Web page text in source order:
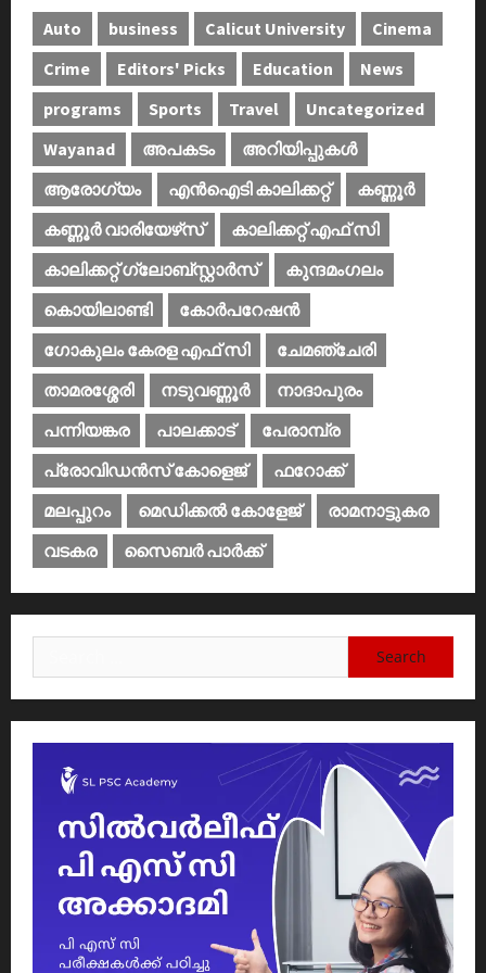
Auto business Calicut University
Cinema
Crime
Editors' Picks Education
News
programs
Sports Travel
Uncategorized
Wayanad
അപകടം
അറിയിപ്പുകള്‍
ആരോഗ്യം
എൻഐടി കാലിക്കറ്റ്
കണ്ണൂര്‍
കണ്ണൂര്‍ വാരിയേഴ്‌സ്
കാലിക്കറ്റ് എഫ് സി
കാലിക്കറ്റ് ഗ്ലോബ്സ്റ്റാർസ്
കുന്ദമംഗലം
കൊയിലാണ്ടി
കോര്‍പറേഷന്‍
ഗോകുലം കേരള എഫ് സി
ചേമഞ്ചേരി
താമരശ്ശേരി
നടുവണ്ണൂര്‍
നാദാപുരം
പന്നിയങ്കര
പാലക്കാട്‌
പേരാമ്പ്ര
പ്രോവിഡന്‍സ് കോളെജ്‌
ഫറോക്ക്
മലപ്പുറം
മെഡിക്കൽ കോളേജ്‌
രാമനാട്ടുകര
വടകര
സൈബര്‍ പാര്‍ക്ക്‌
for: